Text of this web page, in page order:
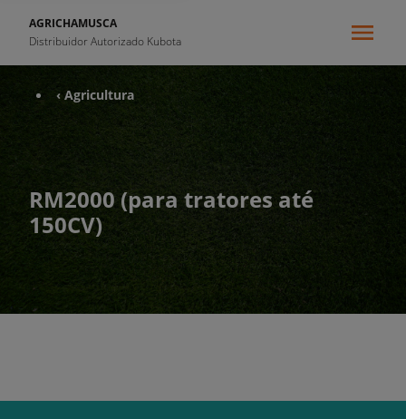
AGRICHAMUSCA
Distribuidor Autorizado Kubota
‹ Agricultura
RM2000 (para tratores até
150CV)